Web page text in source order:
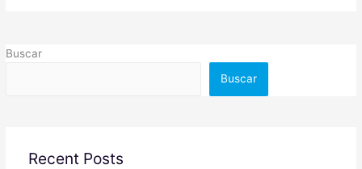
Buscar
Buscar
Recent Posts